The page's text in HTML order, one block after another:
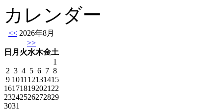
カレンダー
<< 2026年8月
>>
日 月 火水木金土
1
2 3 4 5 6 7 8
9 101112131415
16171819202122
23242526272829
3031